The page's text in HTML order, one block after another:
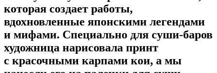
которая создает работы,
вдохновленные японскими легендами
и мифами. Специально для суши-баров
художница нарисовала принт
с красочными карпами кои, а мы